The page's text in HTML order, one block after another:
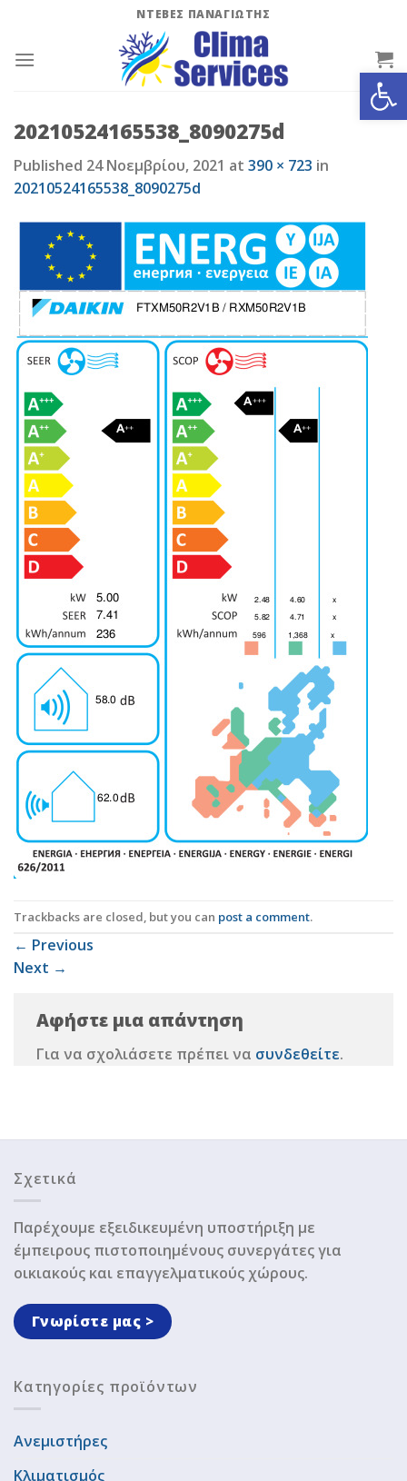
content
ΝΤΕΒΕΣ ΠΑΝΑΓΙΩΤΗΣ
20210524165538_8090275d
Published 24 Νοεμβρίου, 2021 at 390 × 723 in
20210524165538_8090275d
Trackbacks are closed, but you can post a comment.
← Previous
Next →
Αφήστε μια απάντηση
Για να σχολιάσετε πρέπει να συνδεθείτε.
Σχετικά
Παρέχουμε εξειδικευμένη υποστήριξη με
έμπειρους πιστοποιημένους συνεργάτες για
οικιακούς και επαγγελματικούς χώρους.
Γνωρίστε μας >
Κατηγορίες προϊόντων
Ανεμιστήρες
Κλιματισμός